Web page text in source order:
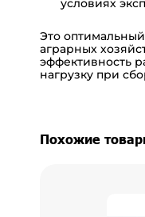
условиях
Это
аграрных
эффективность
нагрузку при
Похожие